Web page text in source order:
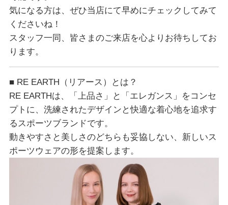
気になる方は、ぜひ当店にて早めにチェックしてみて
くださいね！
スタッフ一同、皆さまのご来店を心よりお待ちしてお
ります。
■ RE EARTH（リアース）とは？
RE EARTHは、「上品さ」と「エレガンス」をコンセ
プトに、洗練されたデザインと快適な着心地を追求す
るスポーツブランドです。
動きやすさと美しさのどちらも妥協しない、新しいス
ポーツウェアの形を提案します。